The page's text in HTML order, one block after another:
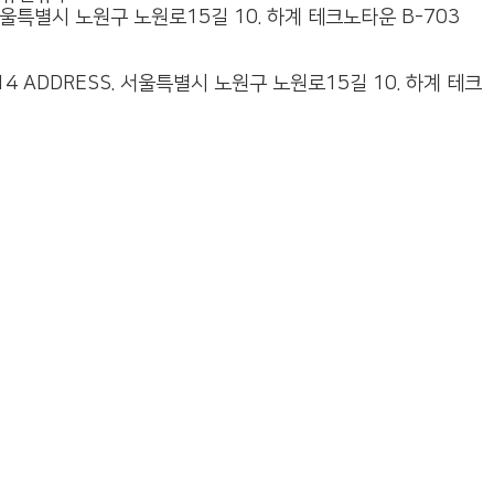
특별시 노원구 노원로15길 10. 하계 테크노타운 B-703
서울특별시 노원구 노원로15길 10. 하계 테크